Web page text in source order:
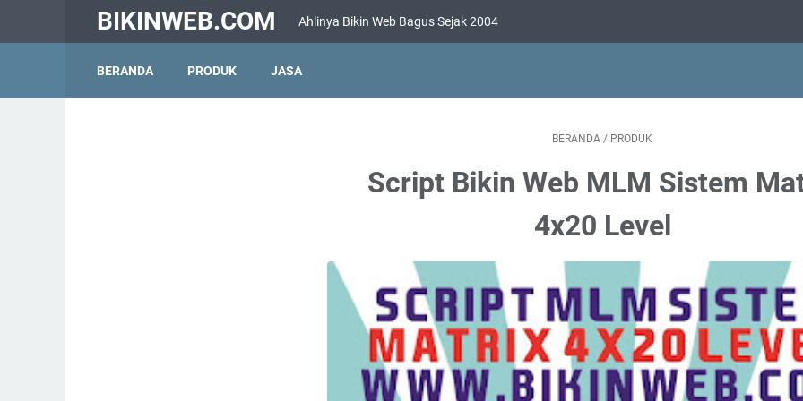
BIKINWEB.COM Ahlinya Bikin Web Bagus Sejak 2004
BERANDA PRODUK JASA
BERANDA / PRODUK
Script Bikin Web MLM Sistem
4x20 Level